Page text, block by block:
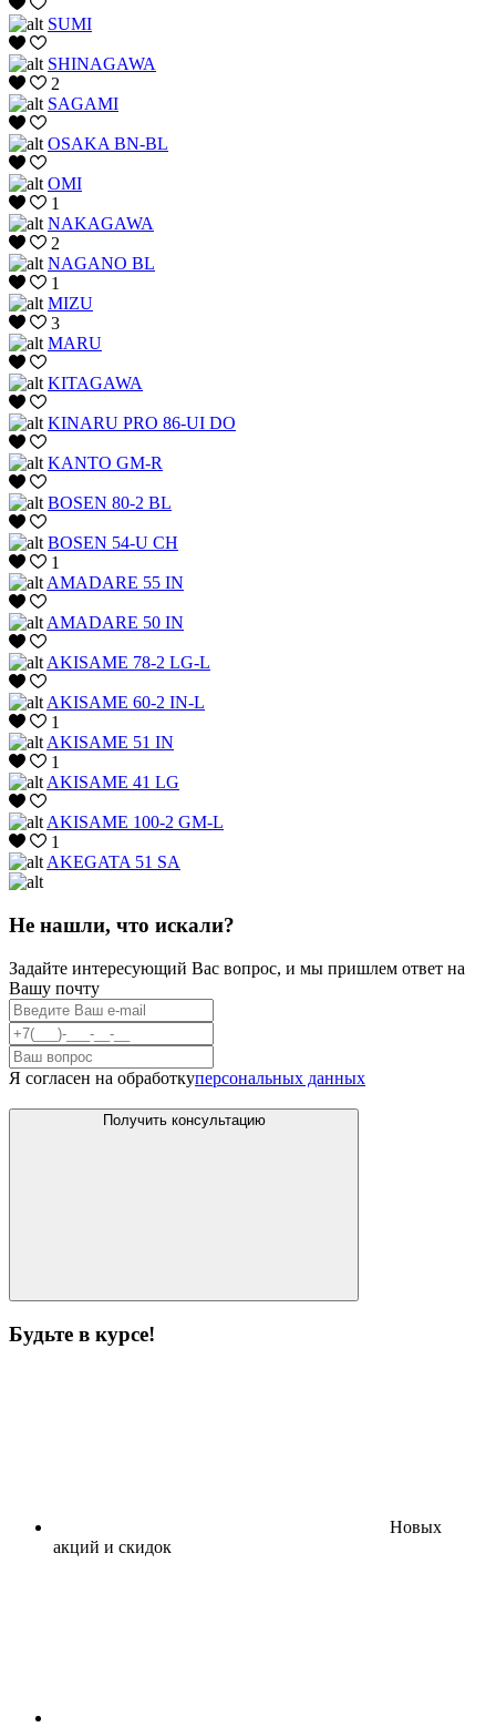
SUMI
SHINAGAWA
2
SAGAMI
OSAKA BN-BL
OMI
1
NAKAGAWA
2
NAGANO BL
1
MIZU
3
MARU
KITAGAWA
KINARU PRO 86-UI DO
KANTO GM-R
BOSEN 80-2 BL
BOSEN 54-U CH
1
AMADARE 55 IN
AMADARE 50 IN
AKISAME 78-2 LG-L
AKISAME 60-2 IN-L
1
AKISAME 51 IN
1
AKISAME 41 LG
AKISAME 100-2 GM-L
1
AKEGATA 51 SA
Не нашли, что искали?
Задайте интересующий Вас вопрос, и мы пришлем ответ на
Вашу почту
Я согласен на обработкуперсональных данных
Получить консультацию
Будьте в курсе!
Новых
акций и скидок